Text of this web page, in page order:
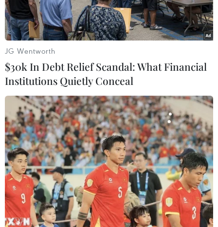
đồng thuê.
(Nguồn: spiegel.de)
Ngày 19/12, các hãng xe ôtô của Đức là Daimler
và BMW cho biết đã được phê chuẩn kế hoạch
sáp nhập các dịch vụ xe chung của hai bên là
Car2Go và DriveNow, mở đường cho sự ra đời
của một "gã khổng lồ" châu Âu nhằm chinh
JG Wentworth
$30k In Debt Relief Scandal: What Financial
Institutions Quietly Conceal